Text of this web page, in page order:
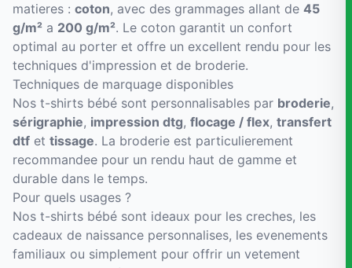
matieres : coton, avec des grammages allant de 45
g/m² a 200 g/m². Le coton garantit un confort
optimal au porter et offre un excellent rendu pour les
techniques d'impression et de broderie.
Techniques de marquage disponibles
Nos t-shirts bébé sont personnalisables par broderie,
sérigraphie, impression dtg, flocage / flex, transfert
dtf et tissage. La broderie est particulierement
recommandee pour un rendu haut de gamme et
durable dans le temps.
Pour quels usages ?
Nos t-shirts bébé sont ideaux pour les creches, les
cadeaux de naissance personnalises, les evenements
familiaux ou simplement pour offrir un vetement